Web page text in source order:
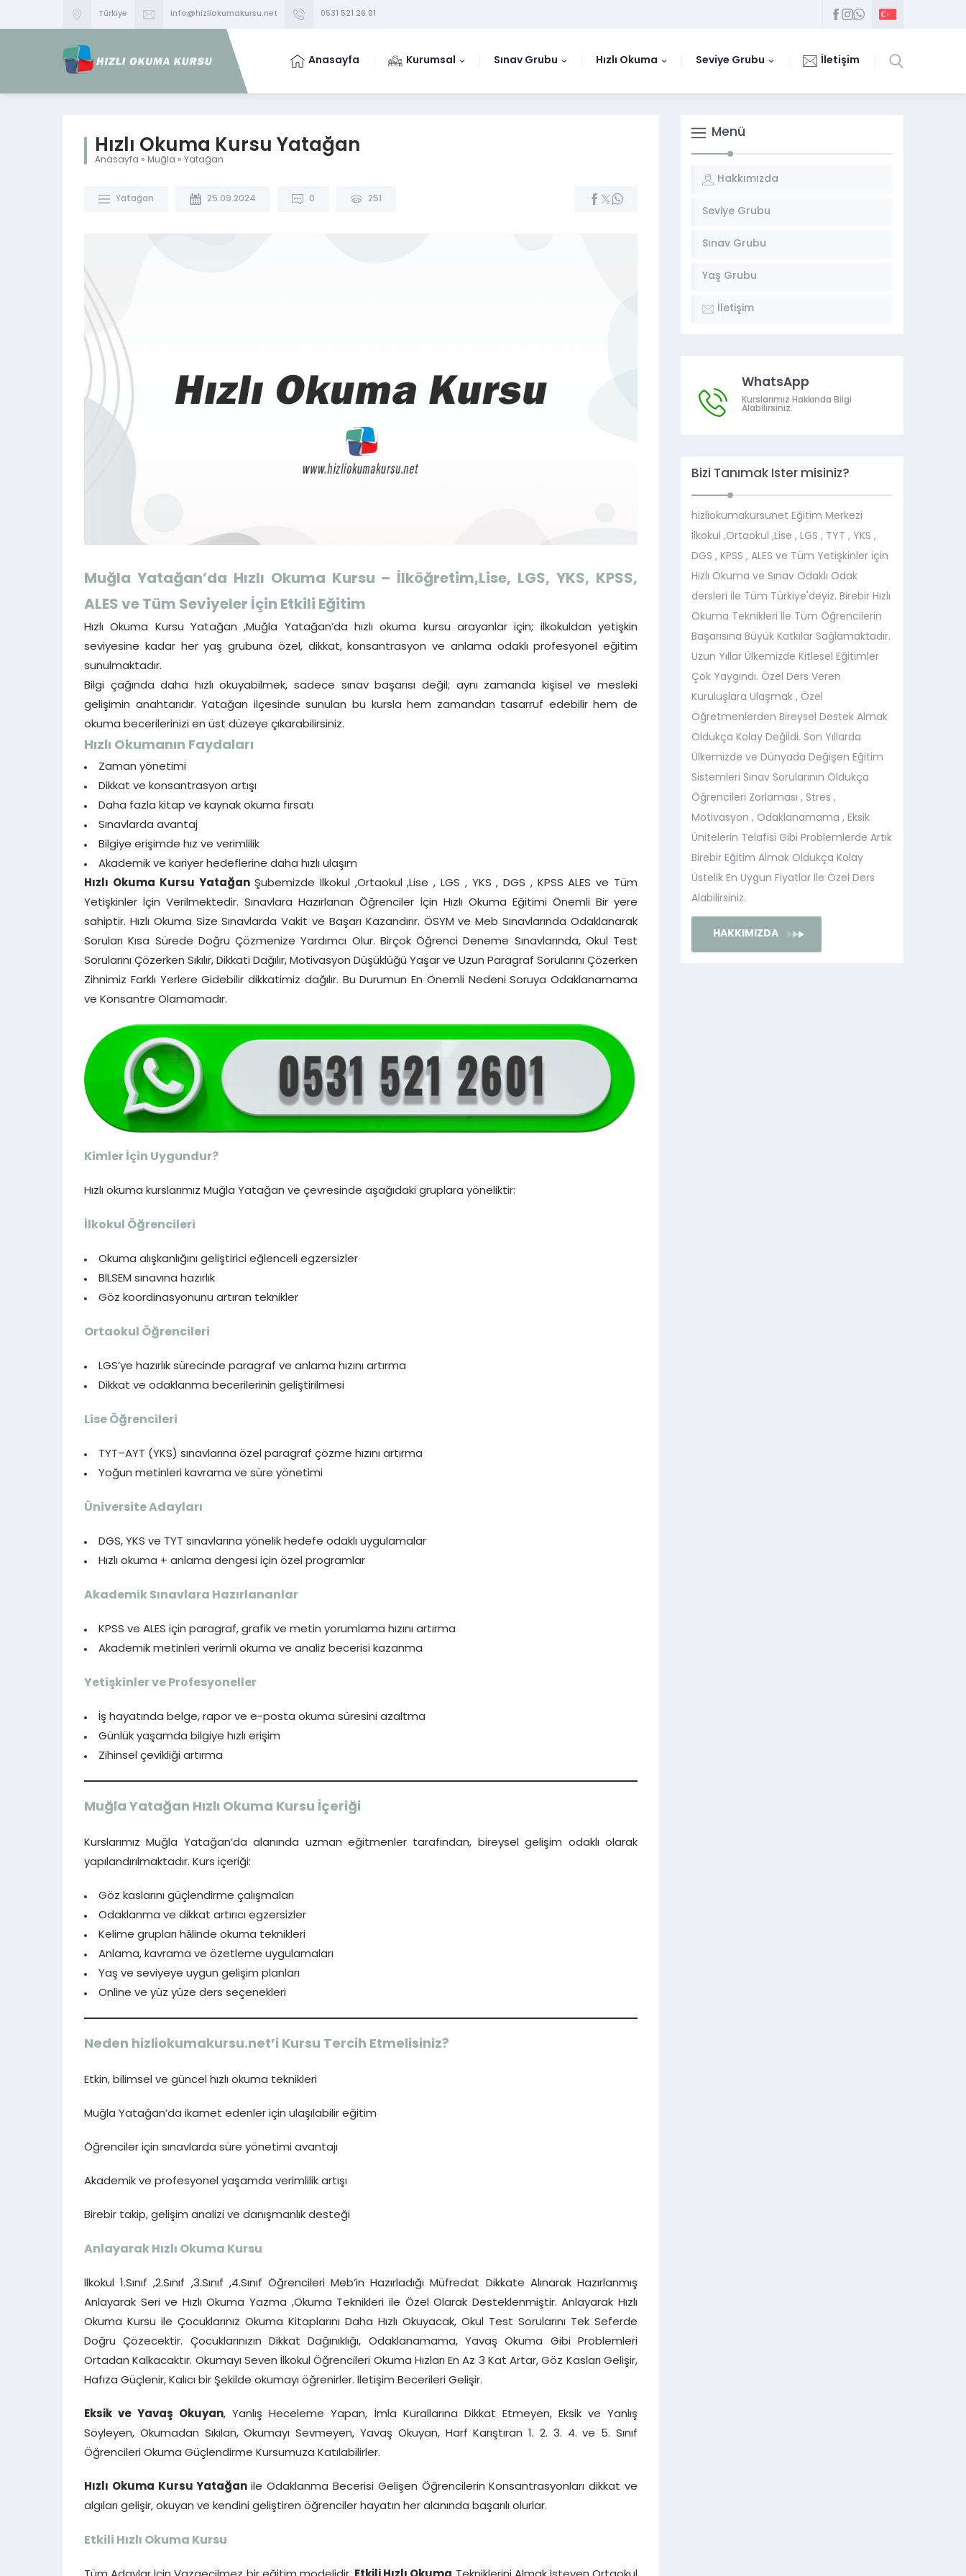
Türkiye info@hizliokumakursu.net 0531 521 26 01
Anasayfa Kurumsal Sınav Grubu Hızlı Okuma Seviye Grubu İletişim
Hızlı Okuma Kursu Yatağan
Anasayfa » Muğla » Yatağan
Yatağan 25.09.2024 0 251
Muğla Yatağan’da Hızlı Okuma Kursu – İlköğretim,Lise, LGS, YKS, KPSS,
ALES ve Tüm Seviyeler İçin Etkili Eğitim
Hızlı Okuma Kursu Yatağan ,Muğla Yatağan’da hızlı okuma kursu arayanlar için; ilkokuldan yetişkin
seviyesine kadar her yaş grubuna özel, dikkat, konsantrasyon ve anlama odaklı profesyonel eğitim
sunulmaktadır.
Bilgi çağında daha hızlı okuyabilmek, sadece sınav başarısı değil; aynı zamanda kişisel ve mesleki
gelişimin anahtarıdır. Yatağan ilçesinde sunulan bu kursla hem zamandan tasarruf edebilir hem de
okuma becerilerinizi en üst düzeye çıkarabilirsiniz.
Hızlı Okumanın Faydaları
Zaman yönetimi
Dikkat ve konsantrasyon artışı
Daha fazla kitap ve kaynak okuma fırsatı
Sınavlarda avantaj
Bilgiye erişimde hız ve verimlilik
Akademik ve kariyer hedeflerine daha hızlı ulaşım
Hızlı Okuma Kursu YatağanŞubemizde İlkokul ,Ortaokul ,Lise , LGS , YKS , DGS , KPSS ALES ve Tüm
Yetişkinler İçin Verilmektedir. Sınavlara Hazırlanan Öğrenciler İçin Hızlı Okuma Eğitimi Önemli Bir yere
sahiptir. Hızlı Okuma Size Sınavlarda Vakit ve Başarı Kazandırır. ÖSYM ve Meb Sınavlarında Odaklanarak
Soruları Kısa Sürede Doğru Çözmenize Yardımcı Olur. Birçok Öğrenci Deneme Sınavlarında, Okul Test
Sorularını Çözerken Sıkılır, Dikkati Dağılır, Motivasyon Düşüklüğü Yaşar ve Uzun Paragraf Sorularını Çözerken
Zihnimiz Farklı Yerlere Gidebilir dikkatimiz dağılır. Bu Durumun En Önemli Nedeni Soruya Odaklanamama
ve Konsantre Olamamadır.
Kimler İçin Uygundur?
Hızlı okuma kurslarımız Muğla Yatağan ve çevresinde aşağıdaki gruplara yöneliktir:
İlkokul Öğrencileri
Okuma alışkanlığını geliştirici eğlenceli egzersizler
BİLSEM sınavına hazırlık
Göz koordinasyonunu artıran teknikler
Ortaokul Öğrencileri
LGS’ye hazırlık sürecinde paragraf ve anlama hızını artırma
Dikkat ve odaklanma becerilerinin geliştirilmesi
Lise Öğrencileri
TYT–AYT (YKS) sınavlarına özel paragraf çözme hızını artırma
Yoğun metinleri kavrama ve süre yönetimi
Üniversite Adayları
DGS, YKS ve TYT sınavlarına yönelik hedefe odaklı uygulamalar
Hızlı okuma + anlama dengesi için özel programlar
Akademik Sınavlara Hazırlananlar
KPSS ve ALES için paragraf, grafik ve metin yorumlama hızını artırma
Akademik metinleri verimli okuma ve analiz becerisi kazanma
Yetişkinler ve Profesyoneller
İş hayatında belge, rapor ve e-posta okuma süresini azaltma
Günlük yaşamda bilgiye hızlı erişim
Zihinsel çevikliği artırma
Muğla Yatağan Hızlı Okuma Kursu İçeriği
Kurslarımız Muğla Yatağan’da alanında uzman eğitmenler tarafından, bireysel gelişim odaklı olarak
yapılandırılmaktadır. Kurs içeriği:
Göz kaslarını güçlendirme çalışmaları
Odaklanma ve dikkat artırıcı egzersizler
Kelime grupları hâlinde okuma teknikleri
Anlama, kavrama ve özetleme uygulamaları
Yaş ve seviyeye uygun gelişim planları
Online ve yüz yüze ders seçenekleri
Neden hizliokumakursu.net’i Kursu Tercih Etmelisiniz?
Etkin, bilimsel ve güncel hızlı okuma teknikleri
Muğla Yatağan’da ikamet edenler için ulaşılabilir eğitim
Öğrenciler için sınavlarda süre yönetimi avantajı
Akademik ve profesyonel yaşamda verimlilik artışı
Birebir takip, gelişim analizi ve danışmanlık desteği
Anlayarak Hızlı Okuma Kursu
İlkokul 1.Sınıf ,2.Sınıf ,3.Sınıf ,4.Sınıf Öğrencileri Meb’in Hazırladığı Müfredat Dikkate Alınarak Hazırlanmış
Anlayarak Seri ve Hızlı Okuma Yazma ,Okuma Teknikleri ile Özel Olarak Desteklenmiştir. Anlayarak Hızlı
Okuma Kursu ile Çocuklarınız Okuma Kitaplarını Daha Hızlı Okuyacak, Okul Test Sorularını Tek Seferde
Doğru Çözecektir. Çocuklarınızın Dikkat Dağınıklığı, Odaklanamama, Yavaş Okuma Gibi Problemleri
Ortadan Kalkacaktır. Okumayı Seven İlkokul Öğrencileri Okuma Hızları En Az 3 Kat Artar, Göz Kasları Gelişir,
Hafıza Güçlenir, Kalıcı bir Şekilde okumayı öğrenirler. İletişim Becerileri Gelişir.
Eksik ve Yavaş Okuyan, Yanlış Heceleme Yapan, İmla Kurallarına Dikkat Etmeyen, Eksik ve Yanlış
Söyleyen, Okumadan Sıkılan, Okumayı Sevmeyen, Yavaş Okuyan, Harf Karıştıran 1. 2. 3. 4. ve 5. Sınıf
Öğrencileri Okuma Güçlendirme Kursumuza Katılabilirler.
Hızlı Okuma Kursu Yatağanile Odaklanma Becerisi Gelişen Öğrencilerin Konsantrasyonları dikkat ve
algıları gelişir, okuyan ve kendini geliştiren öğrenciler hayatın her alanında başarılı olurlar.
Etkili Hızlı Okuma Kursu
Menü
Hakkımızda
Seviye Grubu
Sınav Grubu
Yaş Grubu
İletişim
WhatsApp
Kurslarımız Hakkında Bilgi
Alabilirsiniz.
Bizi Tanımak İster misiniz?
hizliokumakursunet Eğitim Merkezi
İlkokul ,Ortaokul ,Lise , LGS , TYT , YKS ,
DGS , KPSS , ALES ve Tüm Yetişkinler için
Hızlı Okuma ve Sınav Odaklı Odak
dersleri ile Tüm Türkiye'deyiz. Birebir Hızlı
Okuma Teknikleri İle Tüm Öğrencilerin
Başarısına Büyük Katkılar Sağlamaktadır.
Uzun Yıllar Ülkemizde Kitlesel Eğitimler
Çok Yaygındı. Özel Ders Veren
Kuruluşlara Ulaşmak , Özel
Öğretmenlerden Bireysel Destek Almak
Oldukça Kolay Değildi. Son Yıllarda
Ülkemizde ve Dünyada Değişen Eğitim
Sistemleri Sınav Sorularının Oldukça
Öğrencileri Zorlaması , Stres ,
Motivasyon , Odaklanamama , Eksik
Ünitelerin Telafisi Gibi Problemlerde Artık
Birebir Eğitim Almak Oldukça Kolay
Üstelik En Uygun Fiyatlar İle Özel Ders
Alabilirsiniz.
HAKKIMIZDA